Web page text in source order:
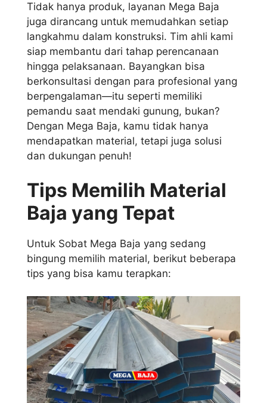
Tidak hanya produk, layanan Mega Baja
juga dirancang untuk memudahkan setiap
langkahmu dalam konstruksi. Tim ahli kami
siap membantu dari tahap perencanaan
hingga pelaksanaan. Bayangkan bisa
berkonsultasi dengan para profesional yang
berpengalaman—itu seperti memiliki
pemandu saat mendaki gunung, bukan?
Dengan Mega Baja, kamu tidak hanya
mendapatkan material, tetapi juga solusi
dan dukungan penuh!
Tips Memilih Material
Baja yang Tepat
Untuk Sobat Mega Baja yang sedang
bingung memilih material, berikut beberapa
tips yang bisa kamu terapkan: